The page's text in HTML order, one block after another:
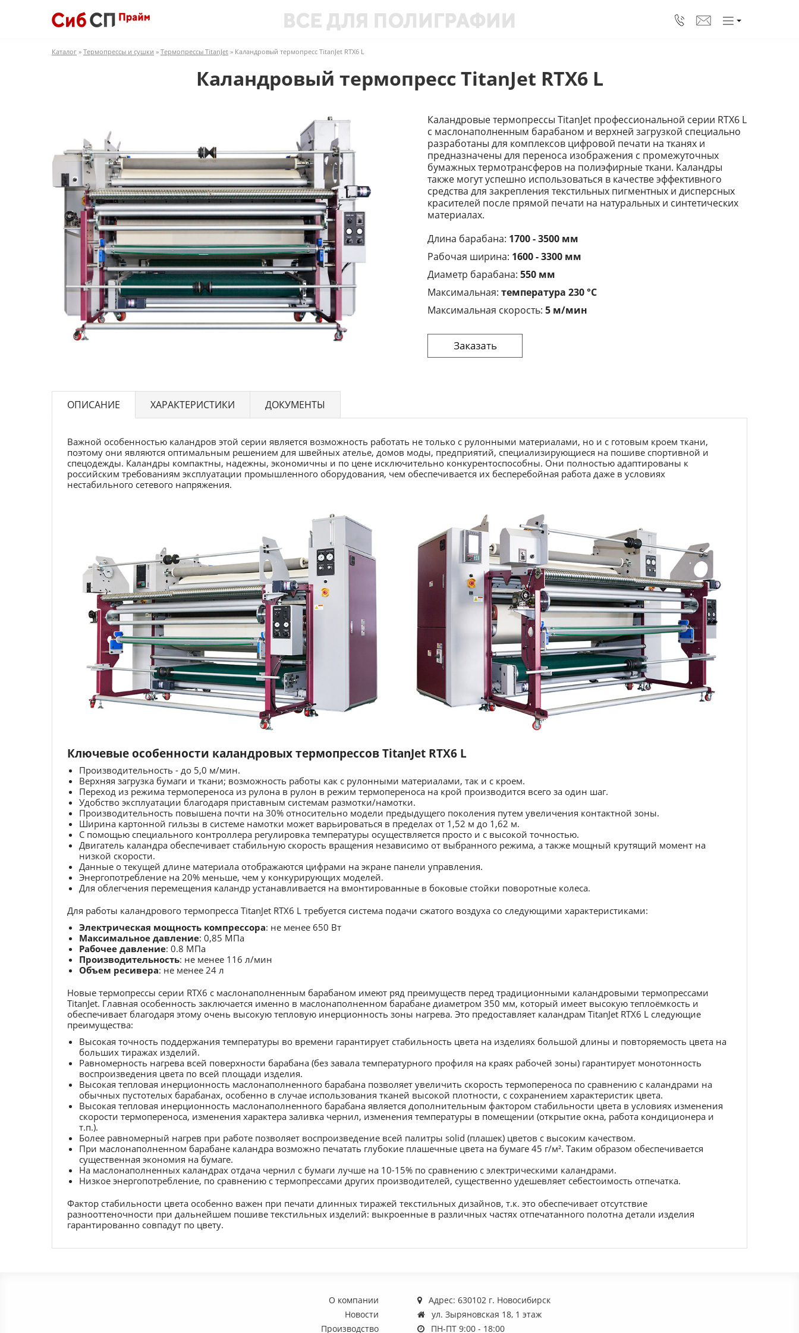
Каталог » Термопрессы и сушки » Термопрессы TitanJet » Каландровый термопресс TitanJet RTX6 L
Каландровый термопресс TitanJet RTX6 L
Каландровые термопрессы TitanJet профессиональной серии RTX6 L
с маслонаполненным барабаном и верхней загрузкой специально
разработаны для комплексов цифровой печати на тканях и
предназначены для переноса изображения с промежуточных
бумажных термотрансферов на полиэфирные ткани. Каландры
также могут успешно использоваться в качестве эффективного
средства для закрепления текстильных пигментных и дисперсных
красителей после прямой печати на натуральных и синтетических
материалах.
Длина барабана: 1700 - 3500 мм
Рабочая ширина: 1600 - 3300 мм
Диаметр барабана: 550 мм
Максимальная: температура 230 °С
Максимальная скорость: 5 м/мин
ОПИСАНИЕ ХАРАКТЕРИСТИКИ ДОКУМЕНТЫ
Важной особенностью каландров этой серии является возможность работать не только с рулонными материалами, но и с готовым кроем ткани,
поэтому они являются оптимальным решением для швейных ателье, домов моды, предприятий, специализирующиеся на пошиве спортивной и
спецодежды. Каландры компактны, надежны, экономичны и по цене исключительно конкурентоспособны. Они полностью адаптированы к
российским требованиям эксплуатации промышленного оборудования, чем обеспечивается их бесперебойная работа даже в условиях
нестабильного сетевого напряжения.
Ключевые особенности каландровых термопрессов TitanJet RTX6 L
Производительность - до 5,0 м/мин.
Верхняя загрузка бумаги и ткани; возможность работы как с рулонными материалами, так и с кроем.
Переход из режима термопереноса из рулона в рулон в режим термопереноса на крой производится всего за один шаг.
Удобство эксплуатации благодаря приставным системам размотки/намотки.
Производительность повышена почти на 30% относительно модели предыдущего поколения путем увеличения контактной зоны.
Ширина картонной гильзы в системе намотки может варьироваться в пределах от 1,52 м до 1,62 м.
С помощью специального контроллера регулировка температуры осуществляется просто и с высокой точностью.
Двигатель каландра обеспечивает стабильную скорость вращения независимо от выбранного режима, а также мощный крутящий момент на
низкой скорости.
Данные о текущей длине материала отображаются цифрами на экране панели управления.
Энергопотребление на 20% меньше, чем у конкурирующих моделей.
Для облегчения перемещения каландр устанавливается на вмонтированные в боковые стойки поворотные колеса.
Для работы каландрового термопресса TitanJet RTX6 L требуется система подачи сжатого воздуха со следующими характеристиками:
Электрическая мощность компрессора: не менее 650 Вт
Максимальное давление: 0,85 МПа
Рабочее давление: 0.8 МПа
Производительность: не менее 116 л/мин
Объем ресивера: не менее 24 л
Новые термопрессы серии RTX6 с маслонаполненным барабаном имеют ряд преимуществ перед традиционными каландровыми термопрессами
TitanJet. Главная особенность заключается именно в маслонаполненном барабане диаметром 350 мм, который имеет высокую теплоёмкость и
обеспечивает благодаря этому очень высокую тепловую инерционность зоны нагрева. Это предоставляет каландрам TitanJet RTX6 L следующие
преимущества:
Высокая точность поддержания температуры во времени гарантирует стабильность цвета на изделиях большой длины и повторяемость цвета на
больших тиражах изделий.
Равномерность нагрева всей поверхности барабана (без завала температурного профиля на краях рабочей зоны) гарантирует монотонность
воспроизведения цвета по всей площади изделия.
Высокая тепловая инерционность маслонаполненного барабана позволяет увеличить скорость термопереноса по сравнению с каландрами на
обычных пустотелых барабанах, особенно в случае использования тканей высокой плотности, с сохранением характеристик цвета.
Высокая тепловая инерционность маслонаполненного барабана является дополнительным фактором стабильности цвета в условиях изменения
скорости термопереноса, изменения характера заливка чернил, изменения температуры в помещении (открытие окна, работа кондиционера и
т.п.).
Более равномерный нагрев при работе позволяет воспроизведение всей палитры solid (плашек) цветов с высоким качеством.
При маслонаполненном барабане каландра возможно печатать глубокие плашечные цвета на бумаге 45 г/м². Таким образом обеспечивается
существенная экономия на бумаге.
На маслонаполненных каландрах отдача чернил с бумаги лучше на 10-15% по сравнению с электрическими каландрами.
Низкое энергопотребление, по сравнению с термопрессами других производителей, существенно удешевляет себестоимость отпечатка.
Фактор стабильности цвета особенно важен при печати длинных тиражей текстильных дизайнов, т.к. это обеспечивает отсутствие
разнооттеночности при дальнейшем пошиве текстильных изделий: выкроенные в различных частях отпечатанного полотна детали изделия
гарантированно совпадут по цвету.
О компании
Новости
Производство
Адрес: 630102 г. Новосибирск
ул. Зыряновская 18, 1 этаж
ПН-ПТ 9:00 - 18:00